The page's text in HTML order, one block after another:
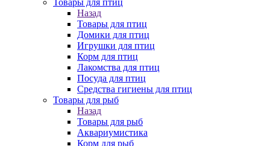
Товары для птиц
Назад
Товары для птиц
Домики для птиц
Игрушки для птиц
Корм для птиц
Лакомства для птиц
Посуда для птиц
Средства гигиены для птиц
Товары для рыб
Назад
Товары для рыб
Аквариумистика
Корм для рыб